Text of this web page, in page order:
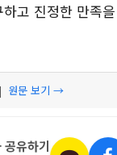
고 진정한 만족
원문 보기 →
공유하기